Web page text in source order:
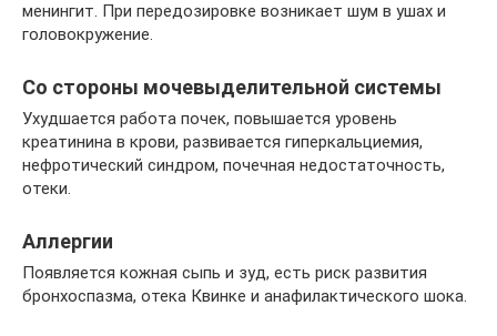
менингит. При передозировке возникает шум в ушах и
головокружение.
Со стороны мочевыделительной системы
Ухудшается работа почек, повышается уровень
креатинина в крови, развивается гиперкальциемия,
нефротический синдром, почечная недостаточность,
отеки.
Аллергии
Появляется кожная сыпь и зуд, есть риск развития
бронхоспазма, отека Квинке и анафилактического шока.